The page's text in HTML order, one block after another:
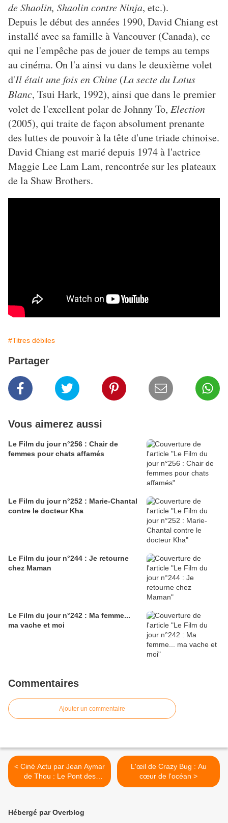
de Shaolin, Shaolin contre Ninja, etc.).
Depuis le début des années 1990, David Chiang est
installé avec sa famille à Vancouver (Canada), ce
qui ne l'empêche pas de jouer de temps au temps
au cinéma. On l'a ainsi vu dans le deuxième volet
d'Il était une fois en Chine (La secte du Lotus
Blanc, Tsui Hark, 1992), ainsi que dans le premier
volet de l'excellent polar de Johnny To, Election
(2005), qui traite de façon absolument prenante
des luttes de pouvoir à la tête d'une triade chinoise.
David Chiang est marié depuis 1974 à l'actrice
Maggie Lee Lam Lam, rencontrée sur les plateaux
de la Shaw Brothers.
#Titres débiles
Partager
Vous aimerez aussi
Le Film du jour n°256 : Chair de
femmes pour chats affamés
Le Film du jour n°252 : Marie-Chantal
contre le docteur Kha
Le Film du jour n°244 : Je retourne
chez Maman
Le Film du jour n°242 : Ma femme...
ma vache et moi
Commentaires
Ajouter un commentaire
< Ciné Actu par Jean Aymar
de Thou : Le Pont des
espions
L'œil de Crazy Bug : Au
cœur de l'océan >
Hébergé par Overblog